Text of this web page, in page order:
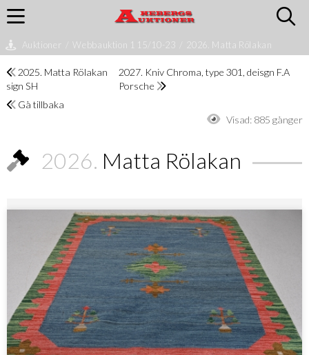
Auktioner Webbauktion 1 15/10-23 2026. Matta Rölakan
2025. Matta Rölakan
sign SH
2027. Kniv Chroma, type 301, deisgn F.A
Porsche
Gå tillbaka
Visad: 885 gånger
2026. Matta Rölakan